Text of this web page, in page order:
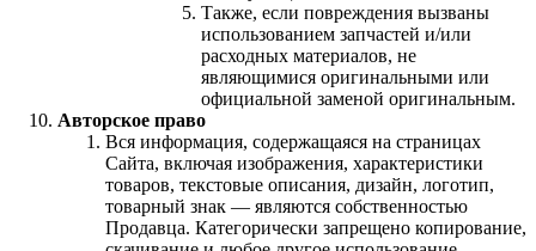
Также, если повреждения вызваны
использованием запчастей и/или
расходных материалов, не
являющимися оригинальными или
официальной заменой оригинальным.
Авторское право
Вся информация, содержащаяся на страницах
Сайта, включая изображения, характеристики
товаров, текстовые описания, дизайн, логотип,
товарный знак — являются собственностью
Продавца. Категорически запрещено копирование,